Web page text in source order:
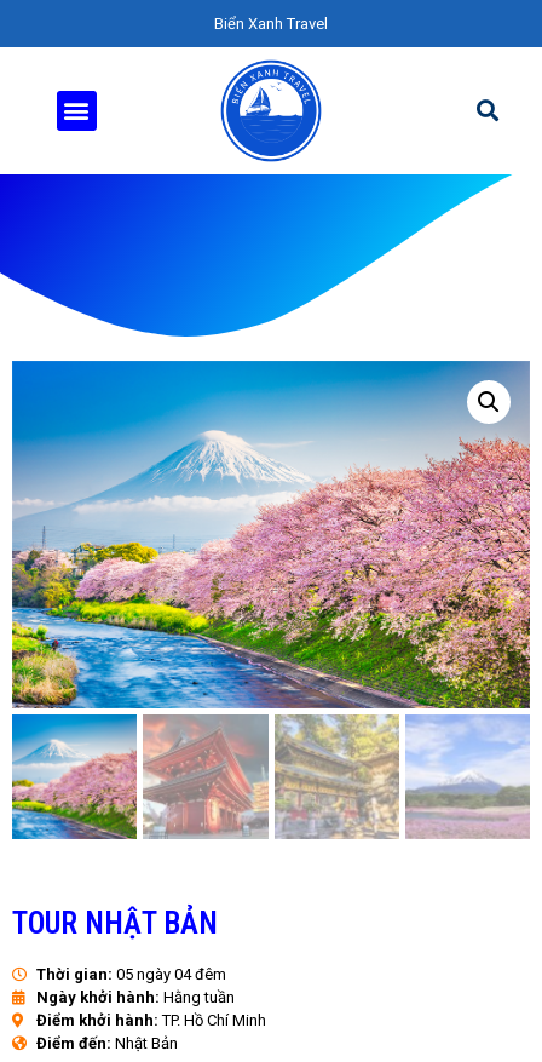
Biển Xanh Travel
TOUR NHẬT BẢN
Thời gian: 05 ngày 04 đêm
Ngày khởi hành: Hằng tuần
Điểm khởi hành:TP. Hồ Chí Minh
Điểm đến: Nhật Bản